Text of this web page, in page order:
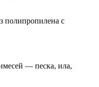
полипропилена с
— песка, ила,